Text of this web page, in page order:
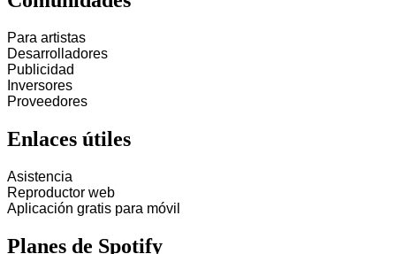
Para artistas
Desarrolladores
Publicidad
Inversores
Proveedores
Enlaces útiles
Asistencia
Reproductor web
Aplicación gratis para móvil
Planes de Spotify